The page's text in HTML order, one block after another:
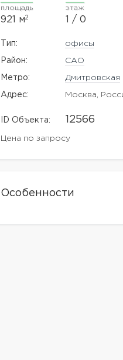
площадь
921 м2
этаж
1 / 0
Тип: офисы
Район: САО
Метро: Дмитровская
Адрес: Москва,
ID Объекта: 12566
Цена по запросу
Особенности